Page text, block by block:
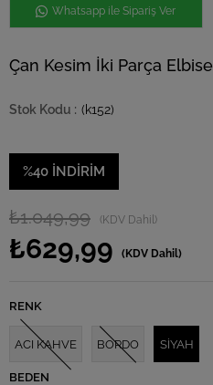
Whatsapp ile Sipariş Ver
Çan Kesim İki Parça Elbise
(k152)
%40 İNDIRIM
₺1.049,99 (KDV Dahil)
₺629,99 (KDV Dahil)
RENK
ACI KAHVE BORDO SİYAH
BEDEN